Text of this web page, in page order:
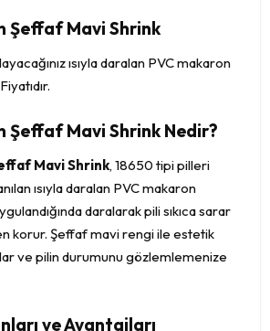
Şeffaf Mavi Shrink
ısıyla daralan PVC makaron
Şeffaf Mavi Shrink Nedir?
Mavi Shrink, 18650 tipi pilleri
ısıyla daralan PVC makaron
daralarak pili sıkıca sarar
korur. Şeffaf mavi rengi ile estetik
ve pilin durumunu gözlemlemenize
ve Avantajları